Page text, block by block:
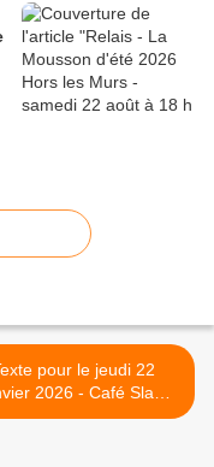
pour le jeudi 22
2026 - Café Slam
Klatsch - Expression libre >